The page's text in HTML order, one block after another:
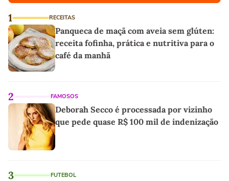
1 RECEITAS
Panqueca de maçã com aveia sem glúten:
receita fofinha, prática e nutritiva para o
café da manhã
2 FAMOSOS
Deborah Secco é processada por vizinho
que pede quase R$ 100 mil de indenização
3 FUTEBOL